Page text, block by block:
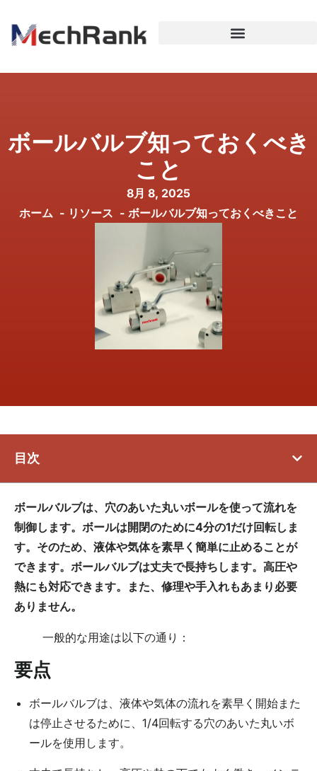
ボールバルブ知っておくべき
こと
8月 8, 2025
ホーム
リソース ボールバルブ知っておくべきこと
目次
ボールバルブは、穴のあいた丸いボールを使って流れを
制御します。ボールは開閉のために4分の1だけ回転しま
す。そのため、液体や気体を素早く簡単に止めることが
できます。ボールバルブは丈夫で長持ちします。高圧や
熱にも対応できます。また、修理や手入れもあまり必要
ありません。
一般的な用途は以下の通り：
要点
ボールバルブは、液体や気体の流れを素早く開始また
は停止させるために、1/4回転する穴のあいた丸いボ
ールを使用します。